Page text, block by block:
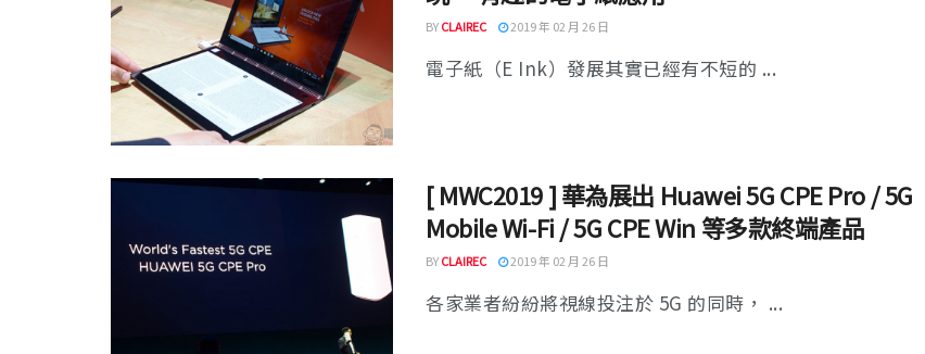
BYCLAIREC 2019 年 02 月 26 日
電子紙（E Ink）發展其實已經有不短的 ...
[ MWC2019 ] 華為展出 Huawei 5G CPE Pro / 5G
Mobile Wi-Fi / 5G CPE Win 等多款終端產品
BYCLAIREC 2019 年 02 月 26 日
各家業者紛紛將視線投注於 5G 的同時， ...